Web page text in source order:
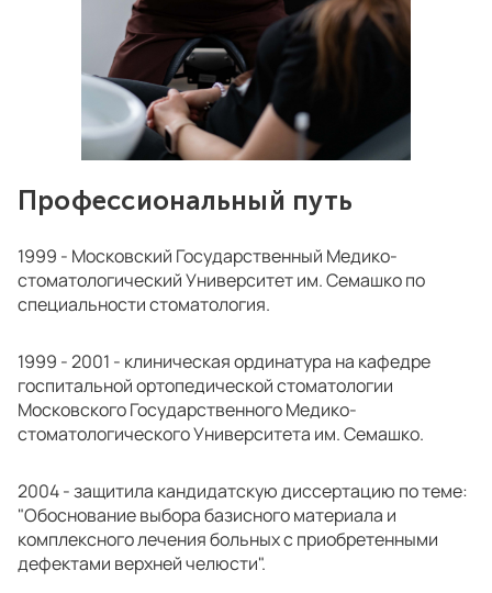
Профессиональный путь
1999 - Московский Государственный Медико-
стоматологический Университет им. Семашко по
специальности стоматология.
1999 - 2001 - клиническая ординатура на кафедре
госпитальной ортопедической стоматологии
Московского Государственного Медико-
стоматологического Университета им. Семашко.
2004 - защитила кандидатскую диссертацию по теме:
"Обоснование выбора базисного материала и
комплексного лечения больных с приобретенными
дефектами верхней челюсти".